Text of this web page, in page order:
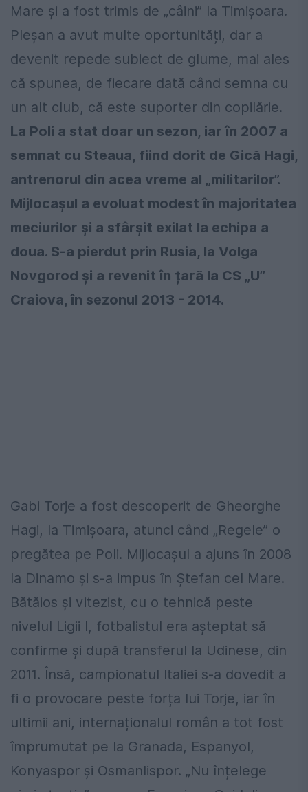
Mare și a fost trimis de „câini” la Timișoara.
Pleșan a avut multe oportunități, dar a
devenit repede subiect de glume, mai ales
că spunea, de fiecare dată când semna cu
un alt club, că este suporter din copilărie.
La Poli a stat doar un sezon, iar în 2007 a
semnat cu Steaua, fiind dorit de Gică Hagi,
antrenorul din acea vreme al „militarilor”.
Mijlocașul a evoluat modest în majoritatea
meciurilor și a sfârșit exilat la echipa a
doua. S-a pierdut prin Rusia, la Volga
Novgorod și a revenit în țară la CS „U”
Craiova, în sezonul 2013 - 2014.
Gabi Torje a fost descoperit de Gheorghe
Hagi, la Timișoara, atunci când „Regele” o
pregătea pe Poli. Mijlocașul a ajuns în 2008
la Dinamo și s-a impus în Ștefan cel Mare.
Bătăios și vitezist, cu o tehnică peste
nivelul Ligii I, fotbalistul era așteptat să
confirme și după transferul la Udinese, din
2011. Însă, campionatul Italiei s-a dovedit a
fi o provocare peste forța lui Torje, iar în
ultimii ani, internaționalul român a tot fost
împrumutat pe la Granada, Espanyol,
Konyaspor și Osmanlispor. „Nu înțelege